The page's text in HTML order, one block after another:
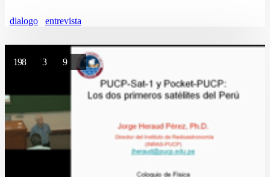
dialogo entrevista
198 3 9